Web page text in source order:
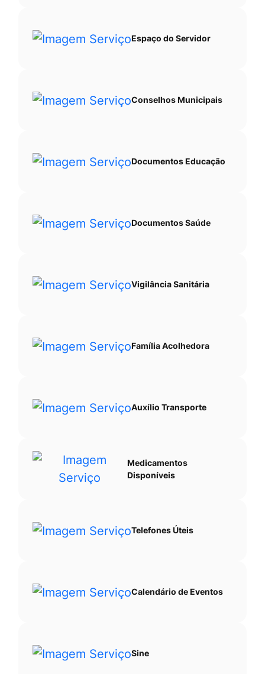
Espaço do Servidor
Conselhos Municipais
Documentos Educação
Documentos Saúde
Vigilância Sanitária
Família Acolhedora
Auxílio Transporte
Medicamentos
Disponíveis
Telefones Úteis
Calendário de Eventos
Sine